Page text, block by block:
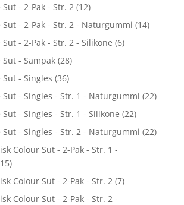
- 2-Pak - Str. 2 (12)
Sut - 2-Pak - Str. 2 - Naturgummi (14)
Sut - 2-Pak - Str. 2 - Silikone (6)
Sut - Sampak (28)
Sut - Singles (36)
Sut - Singles - Str. 1 - Naturgummi (22)
Sut - Singles - Str. 1 - Silikone (22)
Sut - Singles - Str. 2 - Naturgummi (22)
Colour Sut - 2-Pak - Str. 1 -
Colour Sut - 2-Pak - Str. 2 (7)
Colour Sut - 2-Pak - Str. 2 -